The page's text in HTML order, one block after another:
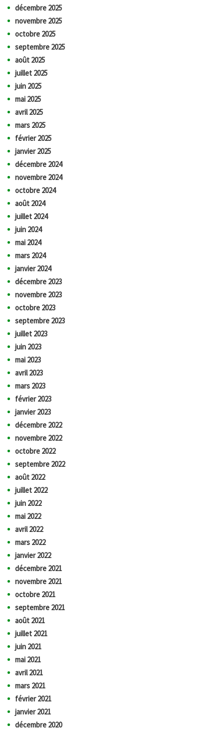
décembre 2025
novembre 2025
octobre 2025
septembre 2025
août 2025
juillet 2025
juin 2025
mai 2025
avril 2025
mars 2025
février 2025
janvier 2025
décembre 2024
novembre 2024
octobre 2024
août 2024
juillet 2024
juin 2024
mai 2024
mars 2024
janvier 2024
décembre 2023
novembre 2023
octobre 2023
septembre 2023
juillet 2023
juin 2023
mai 2023
avril 2023
mars 2023
février 2023
janvier 2023
décembre 2022
novembre 2022
octobre 2022
septembre 2022
août 2022
juillet 2022
juin 2022
mai 2022
avril 2022
mars 2022
janvier 2022
décembre 2021
novembre 2021
octobre 2021
septembre 2021
août 2021
juillet 2021
juin 2021
mai 2021
avril 2021
mars 2021
février 2021
janvier 2021
décembre 2020